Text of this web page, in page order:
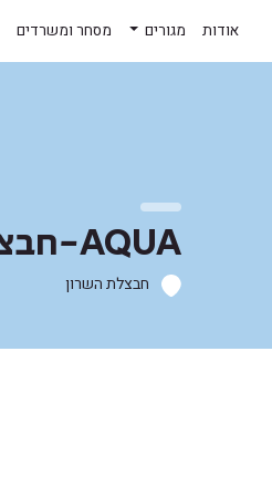
אודות מגורים מסחר ומשרדים
AQUA-חבצלת השרון
חבצלת השרון